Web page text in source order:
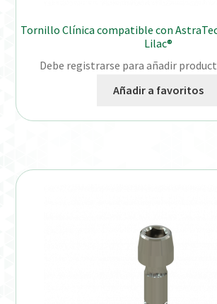
Tornillo Clínica compatible con
Lilac®
Debe registrarse para añadir
Añadir a favoritos